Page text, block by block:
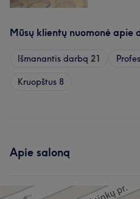
Mūsų klientų nuomonė apie
Išmanantis darbą 21
Kruopštus 8
Apie saloną